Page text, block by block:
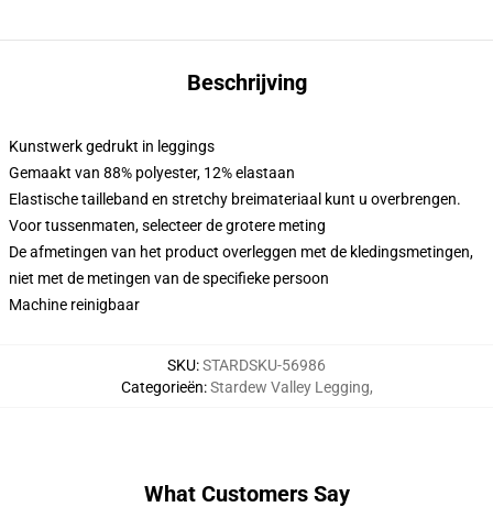
Beschrijving
Kunstwerk gedrukt in leggings
Gemaakt van 88% polyester, 12% elastaan
Elastische tailleband en stretchy breimateriaal kunt u overbrengen.
Voor tussenmaten, selecteer de grotere meting
De afmetingen van het product overleggen met de kledingsmetingen,
niet met de metingen van de specifieke persoon
Machine reinigbaar
SKU:STARDSKU-56986
Categorieën:Stardew Valley Legging,
What Customers Say